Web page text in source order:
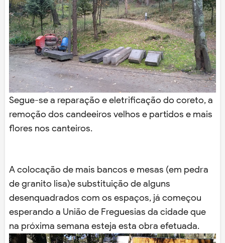
Segue-se a reparação e eletrificação do coreto, a
remoção dos candeeiros velhos e partidos e mais
flores nos canteiros.
A colocação de mais bancos e mesas (em pedra
de granito lisa)e substituição de alguns
desenquadrados com os espaços, já começou
esperando a União de Freguesias da cidade que
na próxima semana esteja esta obra efetuada.